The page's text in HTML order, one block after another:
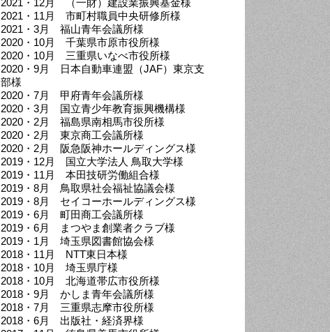
2021・12月 （一財）建設業振興基金様
2021・11月 市町村職員中央研修所様
2021・3月 福山青年会議所様
2020・10月 千葉県市原市役所様
2020・10月 三重県いなべ市役所様
2020・9月 日本自動車連盟（JAF）東京支
部様
2020・7月 甲府青年会議所様
2020・3月 国立青少年教育振興機構様
2020・2月 福島県南相馬市役所様
2020・2月 東京商工会議所様
2020・2月 阪急阪神ホールディングス様
2019・12月 国立大学法人 鳥取大学様
2019・11月 本田技研労働組合様
2019・8月 鳥取県社会福祉協議会様
2019・8月 セイコーホールディングス様
2019・6月 町田商工会議所様
2019・6月 まつやま創業者クラブ様
2019・1月 埼玉県図書館協会様
2018・11月 NTT東日本様
2018・10月 埼玉県庁様
2018・10月 北海道帯広市役所様
2018・9月 かしま青年会議所様
2018・7月 三重県志摩市役所様
2018・6月 出版社・経済界様